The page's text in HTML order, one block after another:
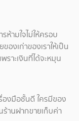
ห้ามใจไม่ให้ครอบ
งเก่าของเราให้เป็น
ราะเงินที่ได้จะหมุน
งมือชั้นดี ใครมีของ
านฝากขายเก็บค่า